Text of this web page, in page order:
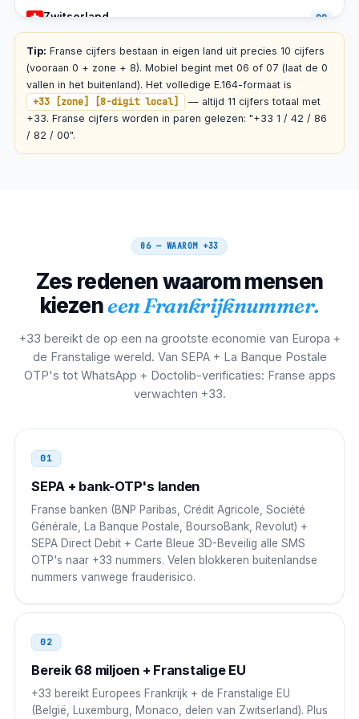
Zwitserland 00
00 33 N NN NN NN NN
Luxemburg
00 33 N NN NN NN NN
Monaco 00
00 33 N NN NN NN NN
Spanje 00
00 33 N NN NN NN NN
Nederland 00
00 33 N NN NN NN NN
Ierland
00 33 N NN NN NN NN
Marokko
00 33 N NN NN NN NN
Algerije
00 33 N NN NN NN NN
00 33 N NN NN NN NN
Tip: Franse cijfers bestaan ​​in eigen land uit precies 10 cijfers
(vooraan 0 + zone + 8). Mobiel begint met 06 of 07 (laat de 0
vallen in het buitenland). Het volledige E.164-formaat is
+33 [zone] [8-digit local]
— altijd 11 cijfers totaal met
+33. Franse cijfers worden in paren gelezen: "+33 1 / 42 / 86
/ 82 / 00".
06 — WAAROM +33
Zes redenen waarom mensen
kiezeneen Frankrijknummer.
+33 bereikt de op een na grootste economie van Europa +
de Franstalige wereld. Van SEPA + La Banque Postale
OTP's tot WhatsApp + Doctolib-verificaties: Franse apps
verwachten +33.
01
SEPA + bank-OTP's landen
Franse banken (BNP Paribas, Crédit Agricole, Société
Générale, La Banque Postale, BoursoBank, Revolut) +
SEPA Direct Debit + Carte Bleue 3D-Beveilig alle SMS
OTP's naar +33 nummers. Velen blokkeren buitenlandse
nummers vanwege frauderisico.
02
Bereik 68 miljoen + Franstalige EU
+33 bereikt Europees Frankrijk + de Franstalige EU
(België, Luxemburg, Monaco, delen van Zwitserland). Plus